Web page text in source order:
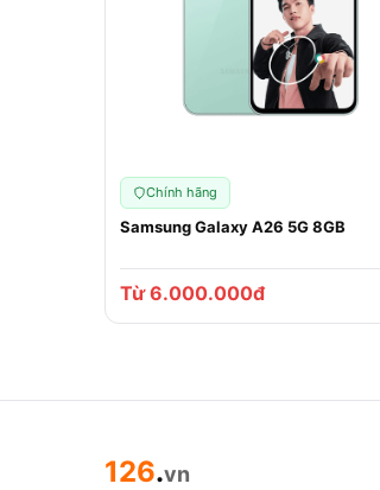
Chính hãng
Samsung Galaxy A26 5G 8GB
Từ 6.000.000đ
126.vn